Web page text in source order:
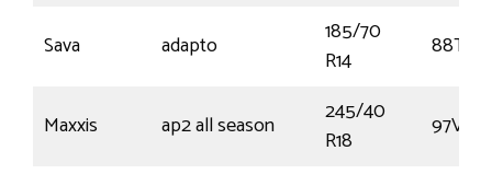
Sava adapto
185/70
R14
88T
Maxxis ap2 all season
245/40
R18
97V